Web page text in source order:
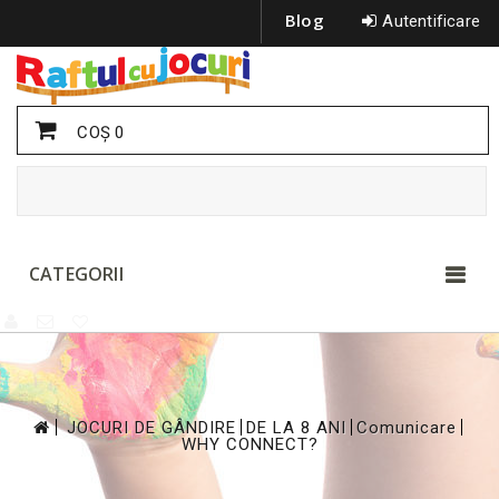
Autentificare
Blog
COŞ0
CATEGORII
>
JOCURI DE GÂNDIRE DE LA 8 ANI Comunicare
WHY CONNECT?